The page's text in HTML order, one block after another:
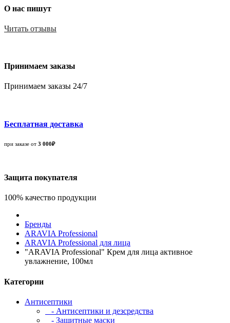
О нас пишут
Читать отзывы
Принимаем заказы
Принимаем заказы 24/7
Бесплатная доставка
при заказе от 3 000₽
Защита покупателя
100% качество продукции
Бренды
ARAVIA Professional
ARAVIA Professional для лица
"ARAVIA Professional" Крем для лица активное
увлажнение, 100мл
Категории
Антисептики
- Антисептики и дезсредства
- Защитные маски